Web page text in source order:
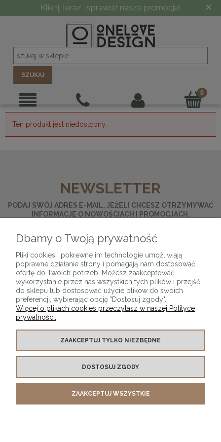
Kliknij teraz i sprawdź nasze promocje! ×
SZUKAJ
Ten produkt jest niedostępny.
NEWSLETTER
PODAJ SWÓJ ADRES E-MAIL, JEŻELI CHCESZ OTRZYMYWAĆ
INFORMACJE O NOWOŚCIACH I PROMOCJACH.
KONTAKT Z NAMI
MOJE KONTO
Dbamy o Twoją prywatność
Pliki cookies i pokrewne im technologie umożliwiają
poprawne działanie strony i pomagają nam dostosować
ofertę do Twoich potrzeb. Możesz zaakceptować
wykorzystanie przez nas wszystkich tych plików i przejść
do sklepu lub dostosować użycie plików do swoich
preferencji, wybierając opcję "Dostosuj zgody".
Więcej o plikach cookies przeczytasz w naszej Polityce
prywatności.
ZAAKCEPTUJ TYLKO NIEZBĘDNE
DOSTOSUJ ZGODY
ZAAKCEPTUJ WSZYSTKIE